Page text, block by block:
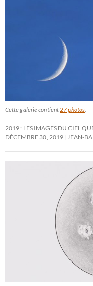
Cette galerie contient27 photos.
2019 : LES IMAGES DU CIEL
DÉCEMBRE 30, 2019 JEAN-